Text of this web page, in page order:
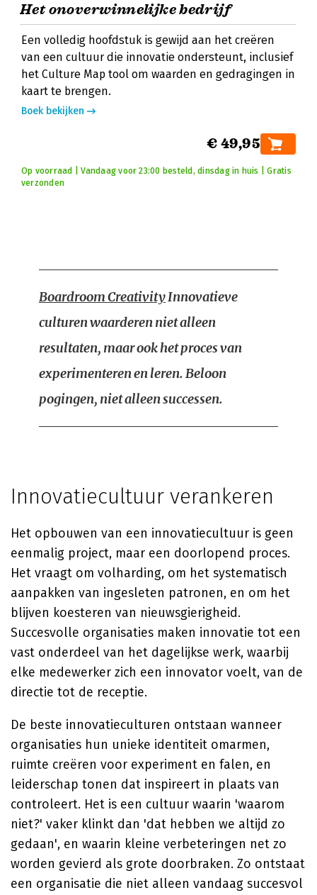
Het onoverwinnelijke bedrijf
Een volledig hoofdstuk is gewijd aan het creëren
van een cultuur die innovatie ondersteunt, inclusief
het Culture Map tool om waarden en gedragingen in
kaart te brengen.
Boek bekijken
€ 49,95
Op voorraad | Vandaag voor 23:00 besteld, dinsdag in huis | Gratis
verzonden
Boardroom CreativityInnovatieve
culturen waarderen niet alleen
resultaten, maar ook het proces van
experimenteren en leren. Beloon
pogingen, niet alleen successen.
Innovatiecultuur verankeren
Het opbouwen van een innovatiecultuur is geen
eenmalig project, maar een doorlopend proces.
Het vraagt om volharding, om het systematisch
aanpakken van ingesleten patronen, en om het
blijven koesteren van nieuwsgierigheid.
Succesvolle organisaties maken innovatie tot een
vast onderdeel van het dagelijkse werk, waarbij
elke medewerker zich een innovator voelt, van de
directie tot de receptie.
De beste innovatieculturen ontstaan wanneer
organisaties hun unieke identiteit omarmen,
ruimte creëren voor experiment en falen, en
leiderschap tonen dat inspireert in plaats van
controleert. Het is een cultuur waarin 'waarom
niet?' vaker klinkt dan 'dat hebben we altijd zo
gedaan', en waarin kleine verbeteringen net zo
worden gevierd als grote doorbraken. Zo ontstaat
een organisatie die niet alleen vandaag succesvol